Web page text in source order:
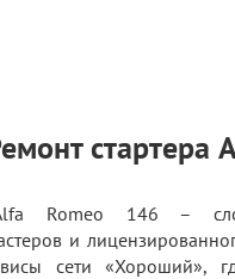
Romeo 146 –
и
сети «Хороший»,